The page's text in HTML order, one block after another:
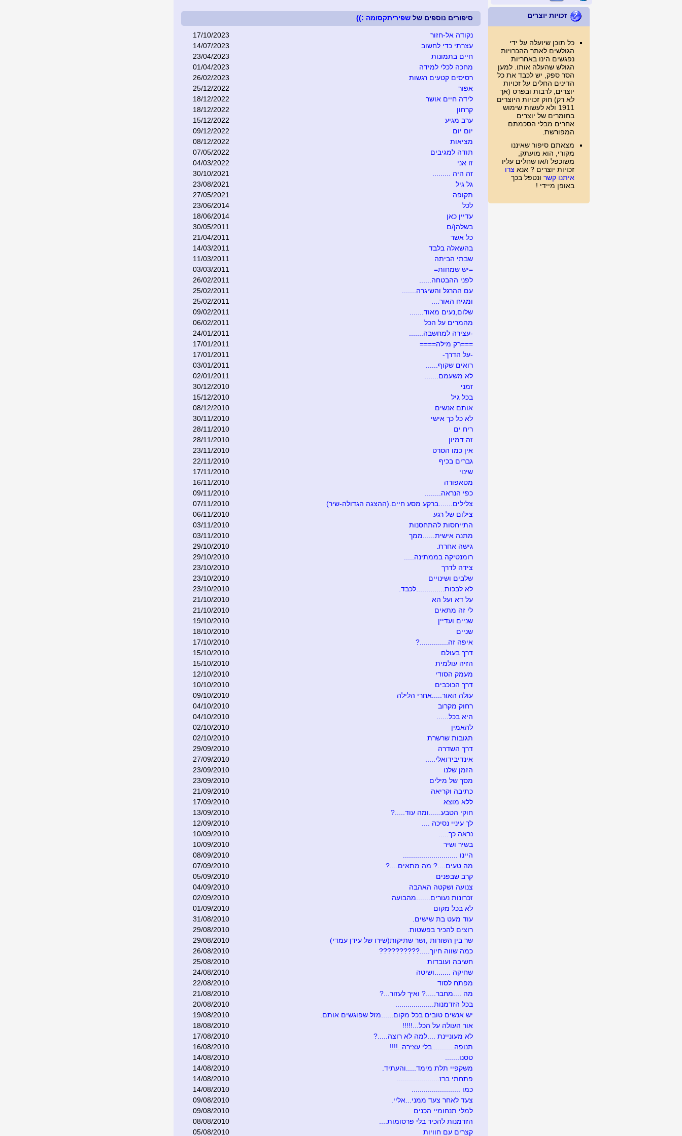
זכויות יוצרים
כל תוכן שיועלה על ידי
הגולשים לאתר ההכרויות
נפגשים הינו באחריות
הגולש שהעלה אותו. למען
הסר ספק, יש לכבד את כל
הדינים החלים על זכויות
יוצרים, לרבות ובפרט (אך
לא רק) חוק זכויות היוצרים
1911 ולא לעשות שימוש
בחומרים של יוצרים
אחרים מבלי הסכמתם
המפורשת.
מצאתם סיפור שאיננו
מקורי, הוא מועתק,
משוכפל ו/או שחלים עליו
זכויות יוצרים ? אנא צרו
איתנו קשר ונטפל בכך
באופן מיידי !
סיפורים נוספים של שפיריתקסומה :))
נקודה אל-חזור
17/10/2023
עצרתי כדי לחשוב
14/07/2023
חיים בתמונות
23/04/2023
מחכה לכלי למידה
01/04/2023
רסיסים קטעים רגשות
26/02/2023
אפור
25/12/2022
לידה חיים אושר
18/12/2022
קרחון
18/12/2022
ערב מגיע
15/12/2022
יום יום
09/12/2022
מציאות
08/12/2022
תודה למגיבים
07/05/2022
זו אני
04/03/2022
זה היה .........
30/10/2021
גל גיל
23/08/2021
תקופה
27/05/2021
לכל
23/06/2014
עדיין כאן
18/06/2014
בשלהן/ם
30/05/2011
כל אשר
21/04/2011
בהשאלה בלבד
14/03/2011
שבתי הביתה
11/03/2011
=יש שמחות=
03/03/2011
לפני ההבטחה......
26/02/2011
עם ההרגל והשיגרה.......
25/02/2011
ומגיח האור....
25/02/2011
שלום,נעים מאוד.......
09/02/2011
מהמרים על הכל
06/02/2011
-עצירה למחשבה.......
24/01/2011
===רק מילה====
17/01/2011
-על הדרך-
17/01/2011
רואים שקוף......
03/01/2011
לא משעמם.......
02/01/2011
זמני
30/12/2010
בכל גיל
15/12/2010
אותם אנשים
08/12/2010
לא כל כך אישי
30/11/2010
ריח ים
28/11/2010
זה דמיון
28/11/2010
אין כמו הסרט
23/11/2010
גברים בכיף
22/11/2010
שינוי
17/11/2010
מטאפורה
16/11/2010
כפי הנראה........
09/11/2010
צלילים.......ברקע מסע חיים.(ההצגה הגדולה-שיר)
07/11/2010
צילום של רגע
06/11/2010
התייחסות להתחסנות
03/11/2010
מתנה אישית......ממך
03/11/2010
גישה אחרת.
29/10/2010
רומנטיקה בממתינה.....
29/10/2010
צידה לדרך
23/10/2010
שלבים ושינויים
23/10/2010
לא לבכות..............לכבד.
23/10/2010
על דא ועל הא
21/10/2010
לי זה מתאים
21/10/2010
שניים ועדיין
19/10/2010
שניים
18/10/2010
איפה זה..............?
17/10/2010
דרך בעולם
15/10/2010
הזיה עולמית
15/10/2010
מעמק הסודי
12/10/2010
דרך הכוכבים
10/10/2010
עולה האור.....אחרי הלילה
09/10/2010
רחוק מקרוב
04/10/2010
היא בכל......
04/10/2010
להאמין
02/10/2010
תגובות שרשרת
02/10/2010
דרך השדרה
29/09/2010
אינדיבידואלי.....
27/09/2010
הזמן שלנו
23/09/2010
מסך של מילים
23/09/2010
כתיבה וקריאה
21/09/2010
ללא מוצא
17/09/2010
חוקי הטבע......ומה עוד.....?
13/09/2010
לך עיניי נסיכה ....
12/09/2010
נראה כך.....
10/09/2010
בשיר ושיר
10/09/2010
היינו ...........................
08/09/2010
מה טעים....? מה מתאים....?
07/09/2010
קרב שבפנים
05/09/2010
צנועה ושקטה האהבה
04/09/2010
זכרונות נעורים.......מהבועה
02/09/2010
לא בכל מקום
01/09/2010
עוד מעט בת שישים.
31/08/2010
רוצים להכיר בפשטות.
29/08/2010
שר בין השורות ,ושר שתיקות(שירו של עידן עמדי)
29/08/2010
כמה שווה חיוך.....??????????
26/08/2010
חשיבה ועובדות
25/08/2010
שחיקה ........ושיטה
24/08/2010
מפתח לסוד
22/08/2010
מה ....מחבר.....? ואיך לעזור...?
21/08/2010
בכל הזדמנות...................
20/08/2010
יש אנשים טובים בכל מקום......מזל שפוגשים אותם.
19/08/2010
אור העולה על הכל...!!!!!
18/08/2010
לא מעוניינת ....למה לא רוצה.....?
17/08/2010
תנופה...........בלי עצירה..!!!!
16/08/2010
טסנו.......
14/08/2010
משקפיי תלת מימד.....והעתיד.
14/08/2010
פתחתי ברז.....................
14/08/2010
כמו ........................
14/08/2010
צעד לאחר צעד ממני...אליי.
09/08/2010
למלי תנחומיי הכנים
09/08/2010
הזדמנות להכיר בלי פרסומות....
08/08/2010
קצרים עם חוויות
05/08/2010